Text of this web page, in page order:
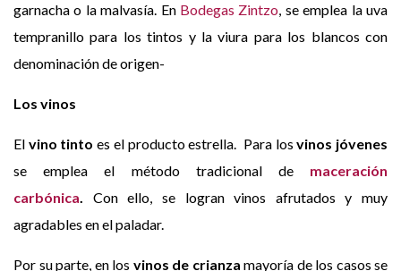
garnacha o la malvasía. En Bodegas Zintzo, se emplea la uva
tempranillo para los tintos y la viura para los blancos con
denominación de origen-
Los vinos
El vino tinto es el producto estrella. Para losvinos jóvenes
se emplea el método tradicional de maceración
carbónica. Con ello, se logran vinos afrutados y muy
agradables en el paladar.
Por su parte, en los vinos de crianza mayoría de los casos se